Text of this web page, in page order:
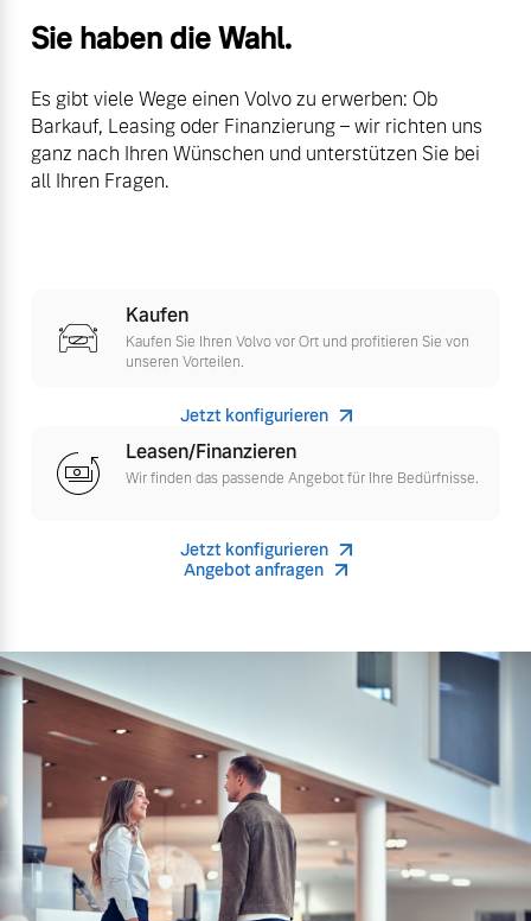
Mehr erfahren
Sie haben die Wahl.
Es gibt viele Wege einen Volvo zu erwerben: Ob
Barkauf, Leasing oder Finanzierung – wir richten uns
ganz nach Ihren Wünschen und unterstützen Sie bei
all Ihren Fragen.
Kaufen
Kaufen Sie Ihren Volvo vor Ort und profitieren Sie von
unseren Vorteilen.
Jetzt konfigurieren
Leasen/Finanzieren
Wir finden das passende Angebot für Ihre Bedürfnisse.
Jetzt konfigurieren
Angebot anfragen